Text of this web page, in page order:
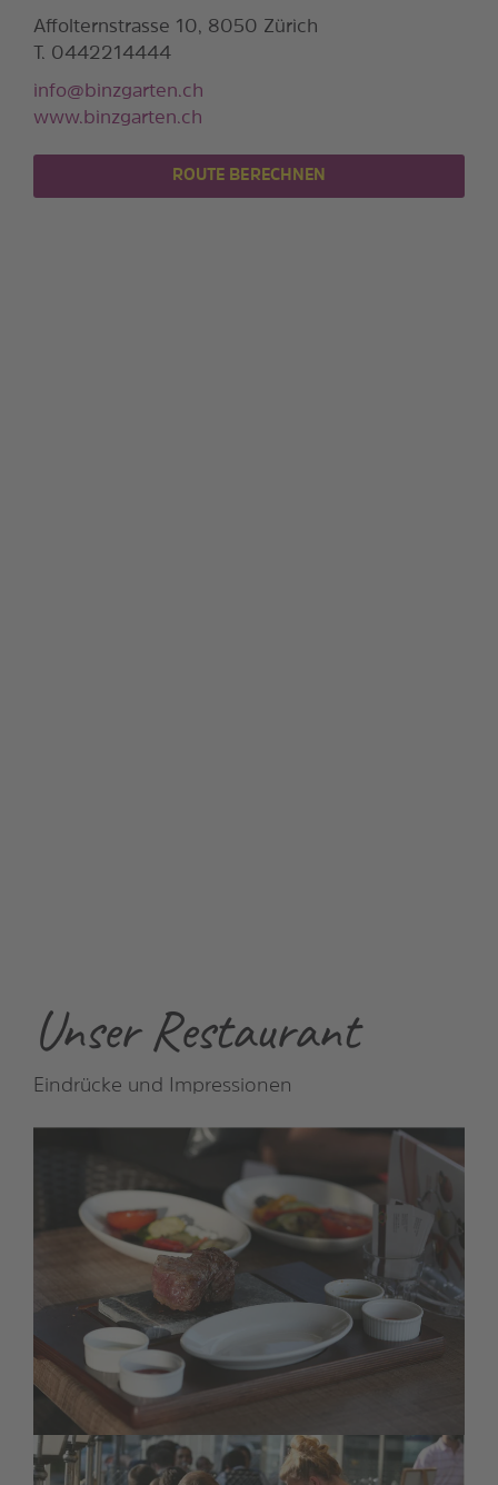
Affolternstrasse 10, 8050 Zürich
T. 0442214444
info@binzgarten.ch
www.binzgarten.ch
ROUTE BERECHNEN
Unser Restaurant
Eindrücke und Impressionen